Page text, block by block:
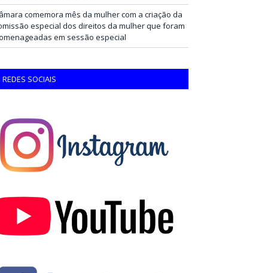
comemora mês da mulher com a criação da
especial dos direitos da mulher que foram
em sessão especial
REDES SOCIAIS